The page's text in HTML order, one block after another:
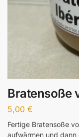
Bratensoße
5,00 €
Fertige Bratensoße
aufwärmen und